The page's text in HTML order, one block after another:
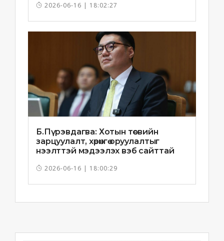
2026-06-16 | 18:02:27
Б.Пүрэвдагва: Хотын төсвийн
зарцуулалт, хөрөнгө оруулалтыг
нээлттэй мэдээлэх вэб сайттай
2026-06-16 | 18:00:29